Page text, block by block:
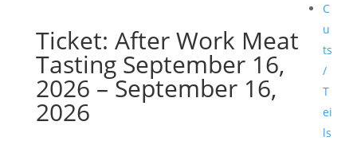
C
u
ts
/
T
ei
ls
Ticket: After Work Meat
Tasting September 16,
2026 – September 16,
2026